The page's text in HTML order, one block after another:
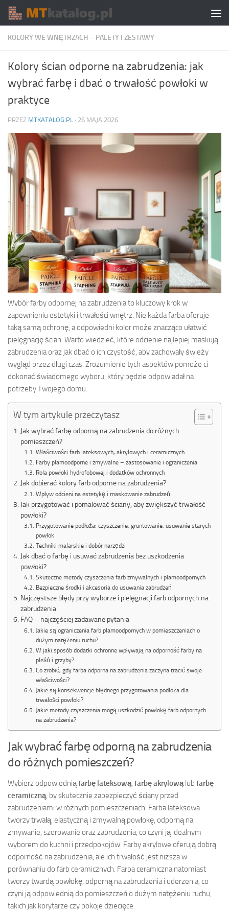
Skip to content
KOLORY WE WNĘTRZACH – PALETY I ZESTAWY
Kolory ścian odporne na zabrudzenia: jak
wybrać farbę i dbać o trwałość powłoki w
praktyce
PRZEZ MTKATALOG.PL · 26 MAJA 2026
Wybór farby odpornej na zabrudzenia to kluczowy krok w
zapewnieniu estetyki i trwałości wnętrz. Nie każda farba oferuje
taką samą ochronę, a odpowiedni kolor może znacząco ułatwić
pielęgnację ścian. Warto wiedzieć, które odcienie najlepiej maskują
zabrudzenia oraz jak dbać o ich czystość, aby zachowały świeży
wygląd przez długi czas. Zrozumienie tych aspektów pomoże ci
dokonać świadomego wyboru, który będzie odpowiadał na
potrzeby Twojego domu.
W tym artykule przeczytasz
Jak wybrać farbę odporną na zabrudzenia do różnych
pomieszczeń?
Właściwości farb lateksowych, akrylowych i ceramicznych
Farby plamoodporne i zmywalne – zastosowanie i ograniczenia
Rola powłoki hydrofobowej i dodatków ochronnych
Jak dobierać kolory farb odporne na zabrudzenia?
Wpływ odcieni na estetykę i maskowanie zabrudzeń
Jak przygotować i pomalować ściany, aby zwiększyć trwałość
powłoki?
Przygotowanie podłoża: czyszczenie, gruntowanie, usuwanie starych
powłok
Techniki malarskie i dobór narzędzi
Jak dbać o farbę i usuwać zabrudzenia bez uszkodzenia
powłoki?
Skuteczne metody czyszczenia farb zmywalnych i plamoodpornych
Bezpieczne środki i akcesoria do usuwania zabrudzeń
Najczęstsze błędy przy wyborze i pielęgnacji farb odpornych na
zabrudzenia
FAQ – najczęściej zadawane pytania
Jakie są ograniczenia farb plamoodpornych w pomieszczeniach o
dużym natężeniu ruchu?
W jaki sposób dodatki ochronne wpływają na odporność farby na
pleśń i grzyby?
Co zrobić, gdy farba odporna na zabrudzenia zaczyna tracić swoje
właściwości?
Jakie są konsekwencje błędnego przygotowania podłoża dla
trwałości powłoki?
Jakie metody czyszczenia mogą uszkodzić powłokę farb odpornych
na zabrudzenia?
Jak wybrać farbę odporną na zabrudzenia
do różnych pomieszczeń?
Wybierz odpowiedniąfarbę lateksową farbę akrylową lub farbę
ceramiczną , by skutecznie zabezpieczyć ściany przed
zabrudzeniami w różnych pomieszczeniach. Farba lateksowa
tworzy trwałą, elastyczną i zmywalną powłokę, odporną na
zmywanie, szorowanie oraz zabrudzenia, co czyni ją idealnym
wyborem do kuchni i przedpokojów. Farby akrylowe oferują dobrą
odporność na zabrudzenia, ale ich trwałość jest niższa w
porównaniu do farb ceramicznych. Farba ceramiczna natomiast
tworzy twardą powłokę, odporną na zabrudzenia i uderzenia, co
czyni ją odpowiednią do pomieszczeń o dużym natężeniu ruchu,
takich jak korytarze czy pokoje dziecięce.